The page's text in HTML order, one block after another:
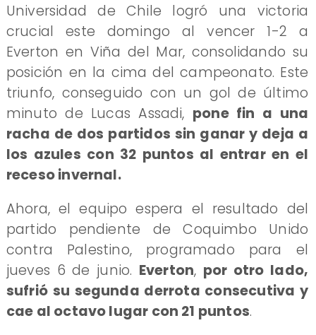
Universidad de Chile logró una victoria
crucial este domingo al vencer 1-2 a
Everton en Viña del Mar, consolidando su
posición en la cima del campeonato. Este
triunfo, conseguido con un gol de último
minuto de Lucas Assadi, pone fin a una
racha de dos partidos sin ganar y deja a
los azules con 32 puntos al entrar en el
receso invernal.
Ahora, el equipo espera el resultado del
partido pendiente de Coquimbo Unido
contra Palestino, programado para el
jueves 6 de junio. Everton, por otro lado,
sufrió su segunda derrota consecutiva y
cae al octavo lugar con 21 puntos.